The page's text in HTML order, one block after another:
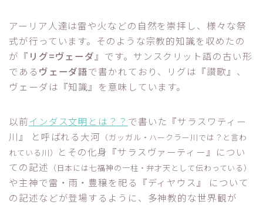
アーリア人達は雷や火などの自然を崇拝し、様々な祭
式が行っています。そのような宗教的知識を収めたの
が『 リグ=ヴェーダ 』です。サンスクリット語の古い形
である ヴェーダ語で書かれており、リグは『讃歌』、
ヴェーダは『知識』を意味しています。
以前インダス文明とは？？ で書いた『サラスワティー
川』 と呼ばれる大河 （ガッガル・ハークラー川では？と言わ
れている川）
とその化身『サラスヴァーティー』につい
ての記述 （日本には七福神の一柱・弁才天として伝わっている）
や主神で雷・雨・豊穣を祀る『ディヤウス』 について
の記述などが登場するように、多神教的な世界観が